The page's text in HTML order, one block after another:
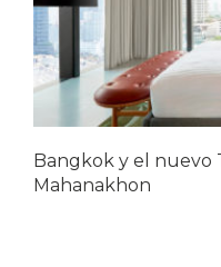
Bangkok y el nuevo
Mahanakhon